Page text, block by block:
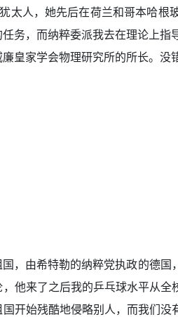
人，她先后在荷兰和哥本哈根
务，而纳粹委派我去在理论上
皇家学会物理研究所的所长。没
由希特勒的纳粹党执政的德国
他来了之后我的乒乓球水平从
开始残酷地侵略别人，而我们